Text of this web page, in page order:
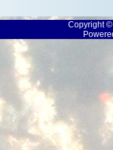
Copyright